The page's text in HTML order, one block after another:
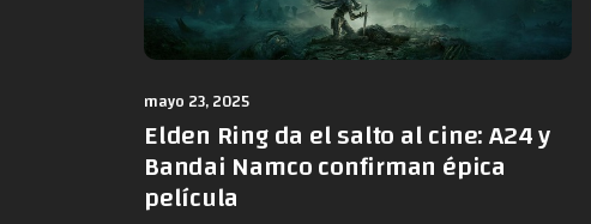
mayo 23, 2025
Elden Ring da el salto al cine: A24 y
Bandai Namco confirman épica
película